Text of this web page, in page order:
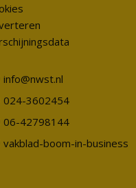
info@nwst.nl
024-3602454
06-42798144
vakblad-boom-in-business